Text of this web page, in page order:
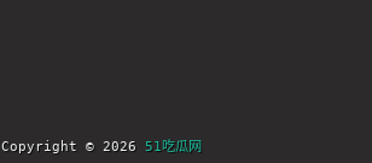
Copyright © 2026 51吃瓜网